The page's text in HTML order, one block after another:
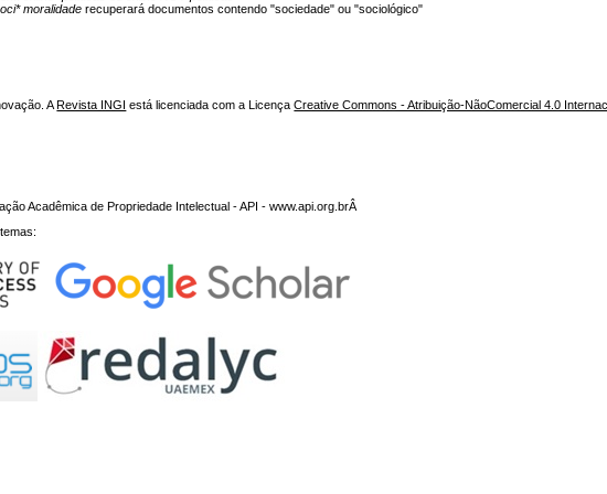
moralidade recuperará documentos contendo "sociedade" ou "sociológico"
ARevista INGI está licenciada com a LicençaCreative Commons - Atribuição-NãoComercial 4.0
Acadêmica de Propriedade Intelectual - API - www.api.org.brÂ